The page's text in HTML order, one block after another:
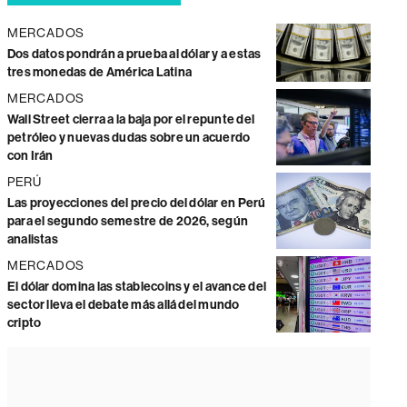
MERCADOS
Dos datos pondrán a prueba al dólar y a estas
tres monedas de América Latina
MERCADOS
Wall Street cierra a la baja por el repunte del
petróleo y nuevas dudas sobre un acuerdo
con Irán
PERÚ
Las proyecciones del precio del dólar en Perú
para el segundo semestre de 2026, según
analistas
MERCADOS
El dólar domina las stablecoins y el avance del
sector lleva el debate más allá del mundo
cripto